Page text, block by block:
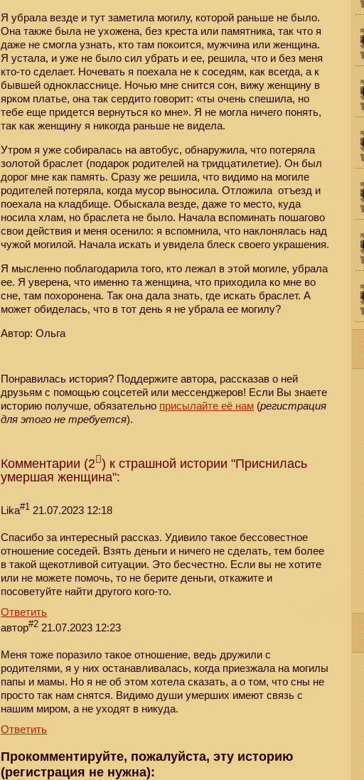
Я убрала везде и тут заметила могилу, которой раньше не было.
Она также была не ухожена, без креста или памятника, так что я
даже не смогла узнать, кто там покоится, мужчина или женщина.
Я устала, и уже не было сил убрать и ее, решила, что и без меня
кто-то сделает. Ночевать я поехала не к соседям, как всегда, а к
бывшей однокласснице. Ночью мне снится сон, вижу женщину в
ярком платье, она так сердито говорит: «ты очень спешила, но
тебе еще придется вернуться ко мне». Я не могла ничего понять,
так как женщину я никогда раньше не видела.
Утром я уже собиралась на автобус, обнаружила, что потеряла
золотой браслет (подарок родителей на тридцатилетие). Он был
дорог мне как память. Сразу же решила, что видимо на могиле
родителей потеряла, когда мусор выносила. Отложила отъезд и
поехала на кладбище. Обыскала везде, даже то место, куда
носила хлам, но браслета не было. Начала вспоминать пошагово
свои действия и меня осенило: я вспомнила, что наклонялась над
чужой могилой. Начала искать и увидела блеск своего украшения.
Я мысленно поблагодарила того, кто лежал в этой могиле, убрала
ее. Я уверена, что именно та женщина, что приходила ко мне во
сне, там похоронена. Так она дала знать, где искать браслет. А
может обиделась, что в тот день я не убрала ее могилу?
Автор: Ольга
Понравилась история? Поддержите автора, рассказав о ней
друзьям с помощью соцсетей или мессенджеров! Если Вы знаете
историю получше, обязательно присылайте её нам (регистрация
для этого не требуется).
Комментарии (2 ) к страшной истории "Приснилась
умершая женщина":
Lika#1 21.07.2023 12:18
Спасибо за интересный рассказ. Удивило такое бессовестное
отношение соседей. Взять деньги и ничего не сделать, тем более
в такой щекотливой ситуации. Это бесчестно. Если вы не хотите
или не можете помочь, то не берите деньги, откажите и
посоветуйте найти другого кого-то.
Ответить
автор#2 21.07.2023 12:23
Меня тоже поразило такое отношение, ведь дружили с
родителями, я у них останавливалась, когда приезжала на могилы
папы и мамы. Но я не об этом хотела сказать, а о том, что сны не
просто так нам снятся. Видимо души умерших имеют связь с
нашим миром, а не уходят в никуда.
Ответить
Прокомментируйте, пожалуйста, эту историю
(регистрация не нужна):